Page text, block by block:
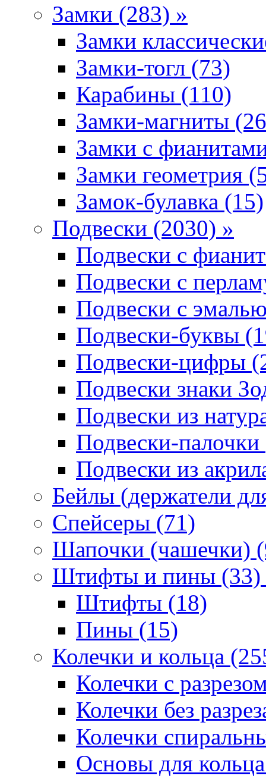
Замки (283) »
Замки
Замки-тогл (73)
Карабины (110)
Замки-магниты
Замки с
Замки геометрия
Замок-булавка (15)
Подвески (2030) »
Подвески с
Подвески с
Подвески с
Подвески-буквы
Подвески-цифры
Подвески знаки
Подвески из
Подвески-
Подвески из
Бейлы (держатели
Спейсеры (71)
Шапочки (чашечки)
Штифты и пины (33)
Штифты (18)
Пины (15)
Колечки и кольца
Колечки с
Колечки без
Колечки
Основы для